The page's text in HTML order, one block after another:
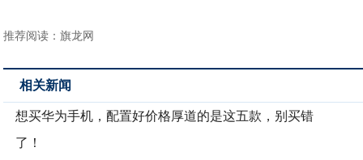
推荐阅读：旗龙网
相关新闻
想买华为手机，配置好价格厚道的是这五款，别买错
了！